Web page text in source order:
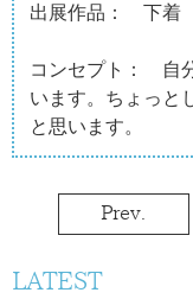
出展作品： 下
コンセプト： 自
います。ちょっと
と思います。
Prev.
LATEST